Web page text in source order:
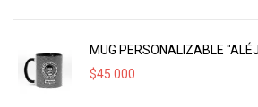
MUG PERSONALIZABLE
$45.000